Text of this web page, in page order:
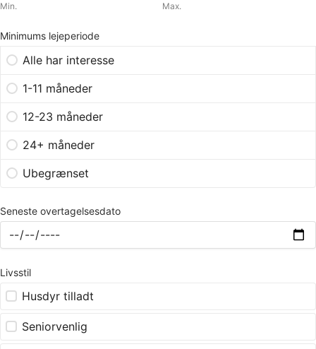
Min. Max.
Minimums lejeperiode
Alle har interesse
1-11 måneder
12-23 måneder
24+ måneder
Ubegrænset
Seneste overtagelsesdato
Livsstil
Husdyr tilladt
Seniorvenlig